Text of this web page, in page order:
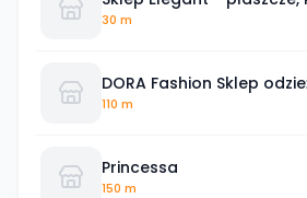
spódnice, bluzki,
30 m
DORA Fashion Sklep
110 m
Princessa
150 m